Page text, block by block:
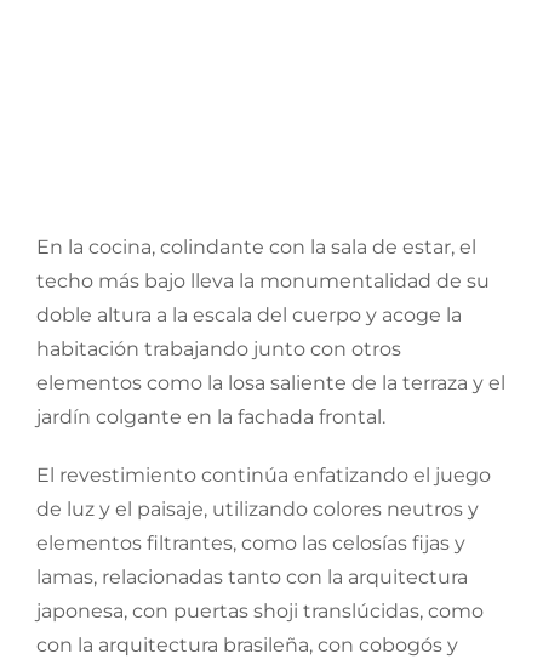
En la cocina, colindante con la sala de estar, el
techo más bajo lleva la monumentalidad de su
doble altura a la escala del cuerpo y acoge la
habitación trabajando junto con otros
elementos como la losa saliente de la terraza y el
jardín colgante en la fachada frontal.
El revestimiento continúa enfatizando el juego
de luz y el paisaje, utilizando colores neutros y
elementos filtrantes, como las celosías fijas y
lamas, relacionadas tanto con la arquitectura
japonesa, con puertas shoji translúcidas, como
con la arquitectura brasileña, con cobogós y